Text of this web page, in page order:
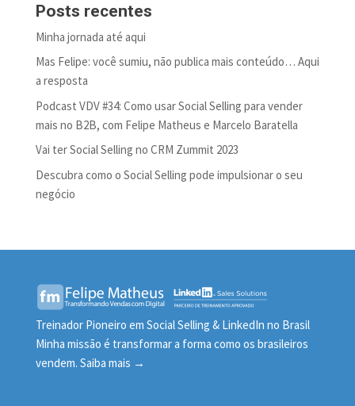
Posts recentes
Minha jornada até aqui
Mas Felipe: você sumiu, não publica mais conteúdo… Aqui
a resposta
Podcast VDV #34: Como usar Social Selling para vender
mais no B2B, com Felipe Matheus e Marcelo Baratella
Vai ter Social Selling no CRM Zummit 2023
Descubra como o Social Selling pode impulsionar o seu
negócio
Treinador Pioneiro em Social Selling & LinkedIn no Brasil
Minha missão é transformar a forma como os brasileiros
vendem. Saiba mais →